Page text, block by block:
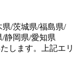
/茨城県/福島県/
静岡県/愛知県
します。上記エリ